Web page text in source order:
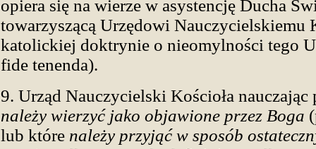
opiera się na wierze w asystencję Ducha
towarzyszącą Urzędowi Nauczycielskiemu
katolickiej doktrynie o nieomylności tego
fide tenenda).
9. Urząd Nauczycielski Kościoła nauczając
należy wierzyć jako objawione przez Boga
lub które należy przyjąć w sposób